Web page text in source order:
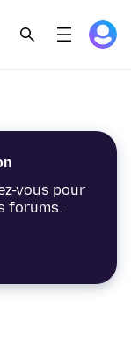
vous pour
forums.